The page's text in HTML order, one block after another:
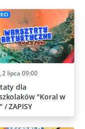
2 lipca 09:00
dla
"Koral w
/ ZAPISY